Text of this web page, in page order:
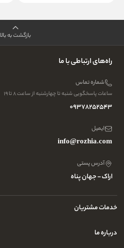
بازگشت به بالا
راه‌های ارتباطی با ما
شماره تماس
ساعات پاسخگویی شنبه تا چهارشنبه از ساعت ۸ تا ۱۹
09378252543
ایمیل
info@rozhia.com
آدرس پستی
اراک - جهان پناه
خدمات مشتریان
حریم خصوصی کاربران
درباره ما